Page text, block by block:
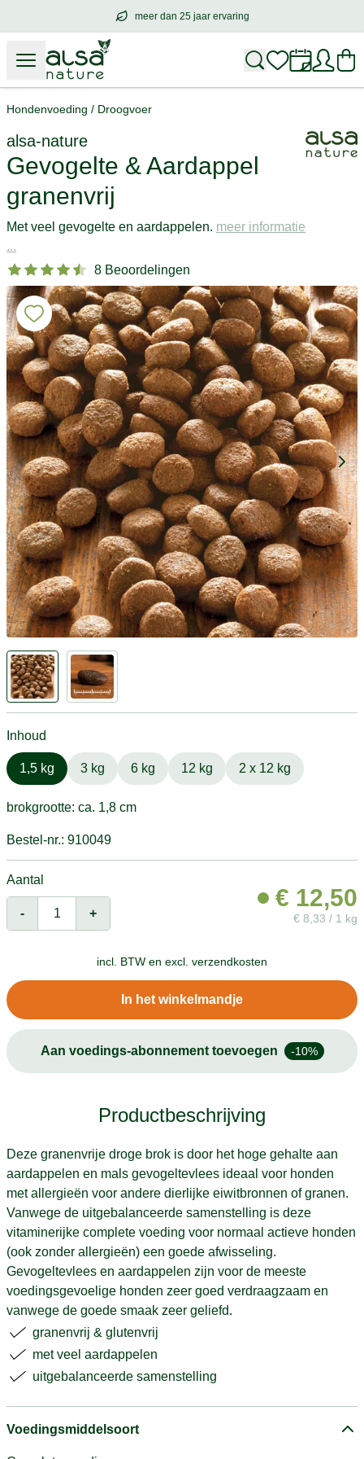
meer dan 25 jaar ervaring
meer dan25 jaar ervaring
Hondenvoeding / Droogvoer
alsa-nature
Gevogelte & Aardappel
granenvrij
Met veel gevogelte en aardappelen. meer informatie
...
8 Beoordelingen
Inhoud
1,5 kg 3 kg 6 kg 12 kg 2 x 12 kg
brokgrootte: ca. 1,8 cm
Bestel-nr.: 910049
Aantal
- +
€ 12,50
€ 8,33 / 1 kg
incl. BTW en excl. verzendkosten
In het winkelmandje
Aan voedings-abonnement toevoegen -10%
Productbeschrijving
Deze granenvrije droge brok is door het hoge gehalte aan
aardappelen en mals gevogeltevlees ideaal voor honden
met allergieën voor andere dierlijke eiwitbronnen of granen.
Vanwege de uitgebalanceerde samenstelling is deze
vitaminerijke complete voeding voor normaal actieve honden
(ook zonder allergieën) een goede afwisseling.
Gevogeltevlees en aardappelen zijn voor de meeste
voedingsgevoelige honden zeer goed verdraagzaam en
vanwege de goede smaak zeer geliefd.
granenvrij & glutenvrij
met veel aardappelen
uitgebalanceerde samenstelling
Voedingsmiddelsoort